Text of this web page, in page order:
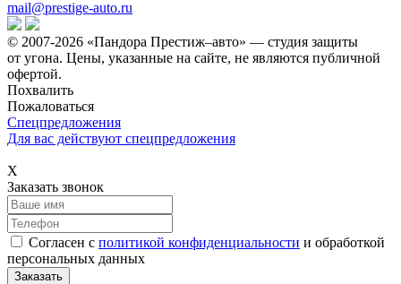
mail@prestige-auto.ru
© 2007-2026 «Пандора Престиж–авто» — студия защиты
от угона. Цены, указанные на сайте, не являются публичной
офертой.
Похвалить
Пожаловаться
Спецпредложения
Для вас действуют спецпредложения
Х
Заказать звонок
Согласен с политикой конфиденциальности и обработкой
персональных данных